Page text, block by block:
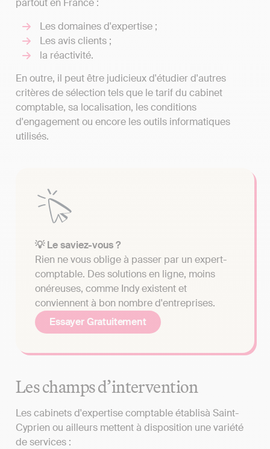
partout en France :
Les domaines d'expertise ;
Les avis clients ;
la réactivité.
En outre, il peut être judicieux d'étudier d'autres
critères de sélection tels que le tarif du cabinet
comptable, sa localisation, les conditions
d'engagement ou encore les outils informatiques
utilisés.
💡 Le saviez-vous ?
Rien ne vous oblige à passer par un expert-
comptable. Des solutions en ligne, moins
onéreuses, comme Indy existent et
conviennent à bon nombre d'entreprises.
Essayer Gratuitement
Les champs d’intervention
Les cabinets d'expertise comptable établisà Saint-
Cyprien ou ailleurs mettent à disposition une variété
de services :